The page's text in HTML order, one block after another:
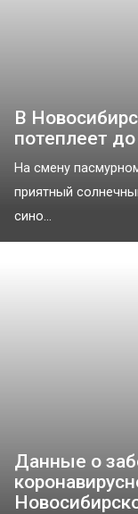
В
потеплеет
На смену
приятный
сино...
Данные о